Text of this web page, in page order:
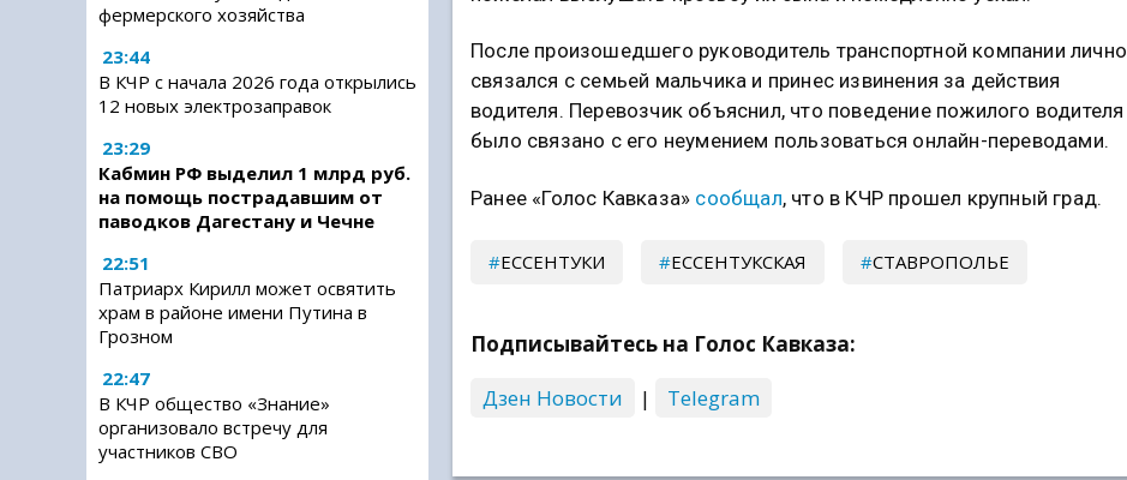
фермерского хозяйства
23:44
В КЧР с начала 2026 года открылись
12 новых электрозаправок
23:29
Кабмин РФ выделил 1 млрд руб.
на помощь пострадавшим от
паводков Дагестану и Чечне
22:51
Патриарх Кирилл может освятить
храм в районе имени Путина в
Грозном
22:47
В КЧР общество «Знание»
организовало встречу для
участников СВО
После произошедшего руководитель транспортной компании лично
связался с семьей мальчика и принес извинения за действия
водителя. Перевозчик объяснил, что поведение пожилого водителя
было связано с его неумением пользоваться онлайн-переводами.
Ранее «Голос Кавказа» сообщал, что в КЧР прошел крупный град.
ЕССЕНТУКИ ЕССЕНТУКСКАЯ СТАВРОПОЛЬЕ
Подписывайтесь на Голос Кавказа:
Дзен Новости
| Telegram